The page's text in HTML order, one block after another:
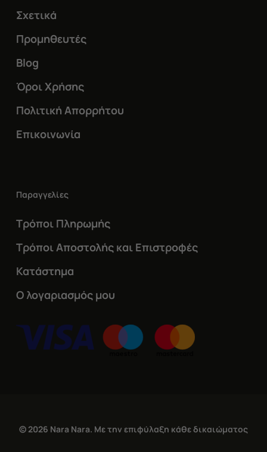
Σχετικά
Προμηθευτές
Blog
Όροι Χρήσης
Πολιτική Απορρήτου
Επικοινωνία
Παραγγελίες
Τρόποι Πληρωμής
Τρόποι Αποστολής και Επιστροφές
Κατάστημα
Ο λογαριασμός μου
© 2026 Nara Nara. Με την επιφύλαξη κάθε δικαιώματος